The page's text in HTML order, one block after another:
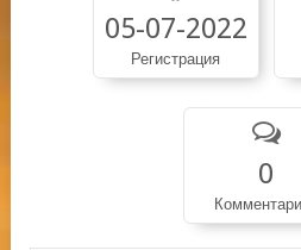
05-07-2022
Регистрация
0